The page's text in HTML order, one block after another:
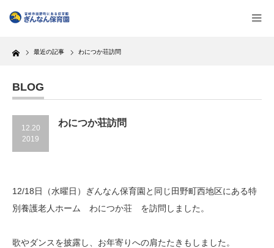
Home 最近の記事 わにつか荘訪問
BLOG
12.20
2019
わにつか荘訪問
12/18日（水曜日）ぎんなん保育園と同じ田野町西地区にある特
別養護老人ホーム わにつか荘 を訪問しました。
歌やダンスを披露し、お年寄りへの肩たたきもしました。